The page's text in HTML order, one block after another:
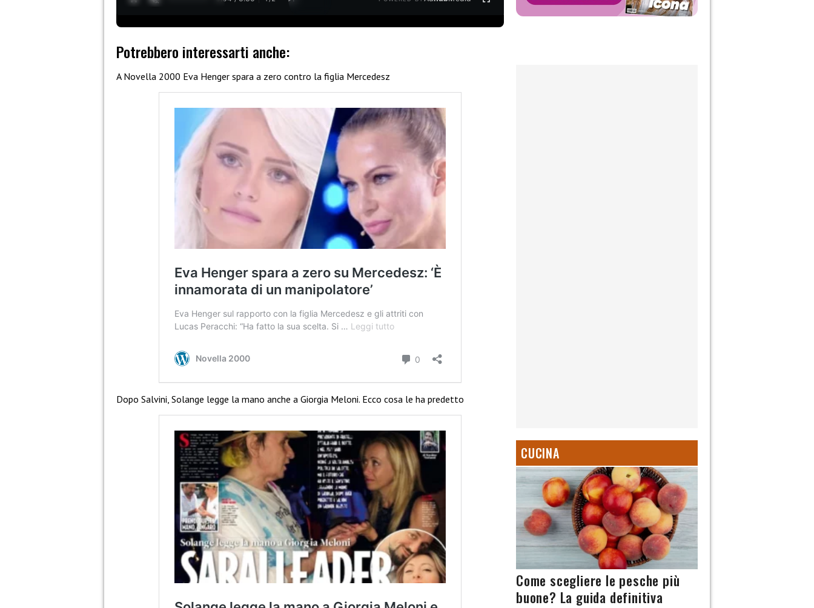
Potrebbero interessarti anche:
A Novella 2000 Eva Henger spara a zero contro la figlia Mercedesz
Dopo Salvini, Solange legge la mano anche a Giorgia Meloni. Ecco cosa le ha predetto
CUCINA
Come scegliere le pesche più
buone? La guida definitiva